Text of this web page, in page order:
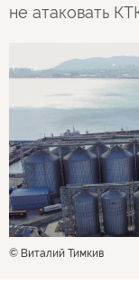
не атаковать
© Виталий Тимкив